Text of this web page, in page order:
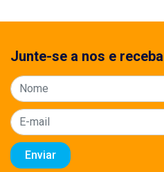
Junte-se a nos e